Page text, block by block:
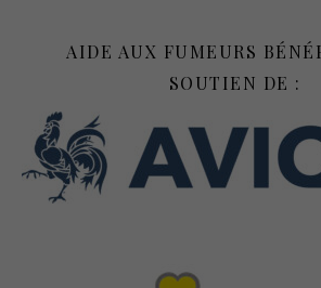
AIDE AUX FUMEURS
SOUTIEN DE :